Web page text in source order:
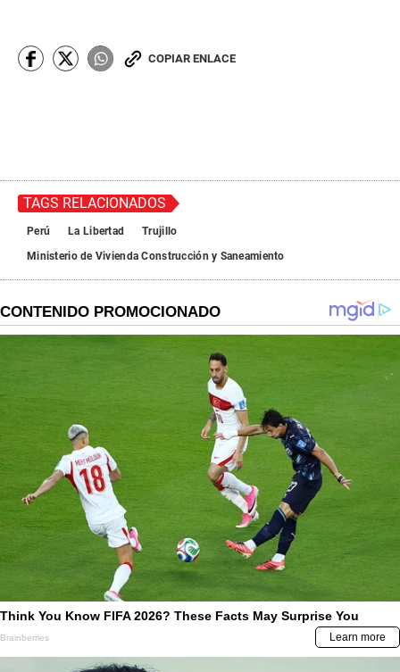
COPIAR ENLACE
TAGS RELACIONADOS
Perú La Libertad
Trujillo
Ministerio de Vivienda Construcción y Saneamiento